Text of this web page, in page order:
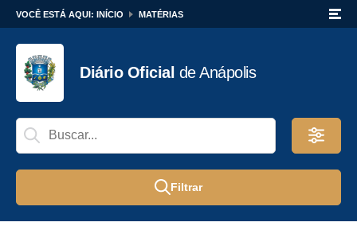
VOCÊ ESTÁ AQUI: INÍCIO MATÉRIAS
Diário Oficial deAnápolis
Filtrar